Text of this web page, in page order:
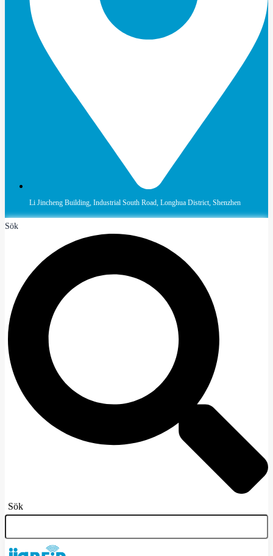
Li Jincheng Building, Industrial South Road, Longhua District, Shenzhen
Sök
Sök